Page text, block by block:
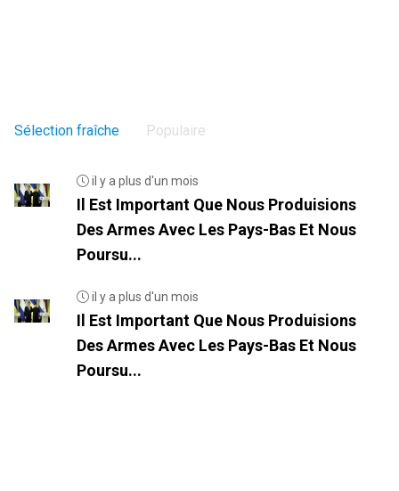
Sélection fraîche Populaire
il y a plus d'un mois
Il Est Important Que Nous Produisions
Des Armes Avec Les Pays-Bas Et Nous
Poursu...
il y a plus d'un mois
Il Est Important Que Nous Produisions
Des Armes Avec Les Pays-Bas Et Nous
Poursu...